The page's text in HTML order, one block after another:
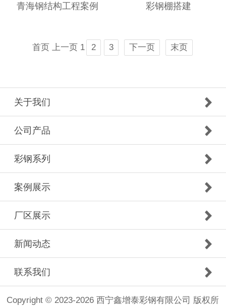
青海钢结构工程案例 彩钢棚搭建
首页 上一页 1 2 3 下一页 末页
关于我们
公司产品
彩钢系列
案例展示
厂区展示
新闻动态
联系我们
Copyright © 2023-2026 西宁鑫增泰彩钢有限公司 版权所